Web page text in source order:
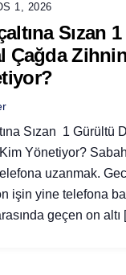
1, 2026
Sızan
Çağda
Sızan 1 Gürültü
Yönetiyor? Sabah
uzanmak.
işin yine telefona
geçen on